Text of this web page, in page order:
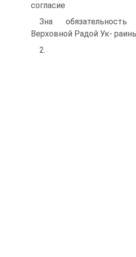
согласие
Зна
Верховной Радой Ук-
2.